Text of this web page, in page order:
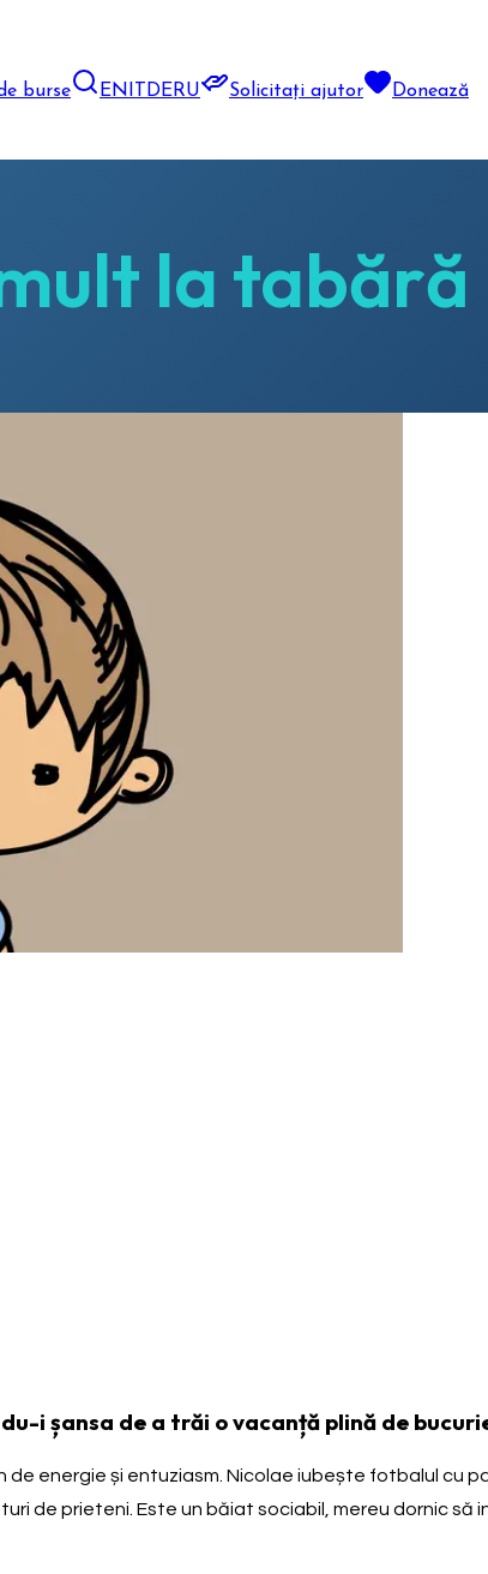
burse EN DERU Solicitați ajutor Donează
la tabără
i șansa de a trăi o vacanță plină de
de energie și entuziasm. Nicolae iubește fotbalul cu
de prieteni. Este un băiat sociabil, mereu dornic